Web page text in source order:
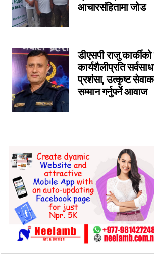
0
0
0
आचारसंहितामा जोड
डीएसपी राजु
कार्यशैलीप्रति
प्रशंसा, उत्कृष्ट
सम्मान गर्नुपर्ने आवाज